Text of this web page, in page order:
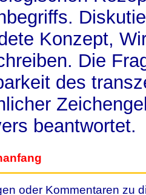
Konzept,
Die
des
beantwortet.
oder Kommentaren zu